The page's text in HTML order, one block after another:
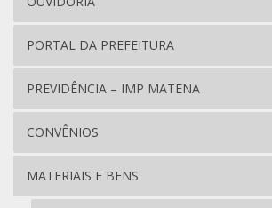
PORTAL DA PREFEITURA
PREVIDÊNCIA – IMP MATENA
CONVÊNIOS
MATERIAIS E BENS